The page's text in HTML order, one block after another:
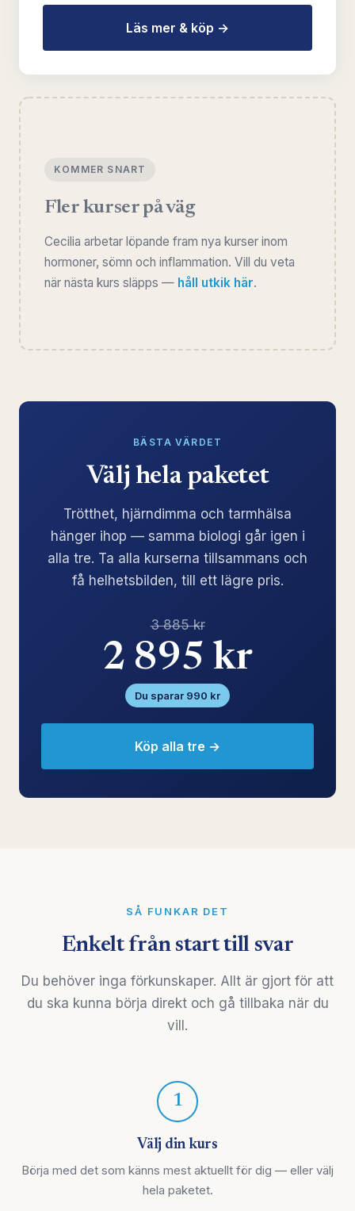
Läs mer & köp →
KOMMER SNART
Fler kurser på väg
Cecilia arbetar löpande fram nya kurser inom
hormoner, sömn och inflammation. Vill du veta
när nästa kurs släpps — håll utkik här.
BÄSTA VÄRDET
Välj hela paketet
Trötthet, hjärndimma och tarmhälsa
hänger ihop — samma biologi går igen i
alla tre. Ta alla kurserna tillsammans och
få helhetsbilden, till ett lägre pris.
3 885 kr
2 895 kr
Du sparar 990 kr
Köp alla tre →
SÅ FUNKAR DET
Enkelt från start till svar
Du behöver inga förkunskaper. Allt är gjort för att
du ska kunna börja direkt och gå tillbaka när du
vill.
1
Välj din kurs
Börja med det som känns mest aktuellt för dig — eller välj
hela paketet.